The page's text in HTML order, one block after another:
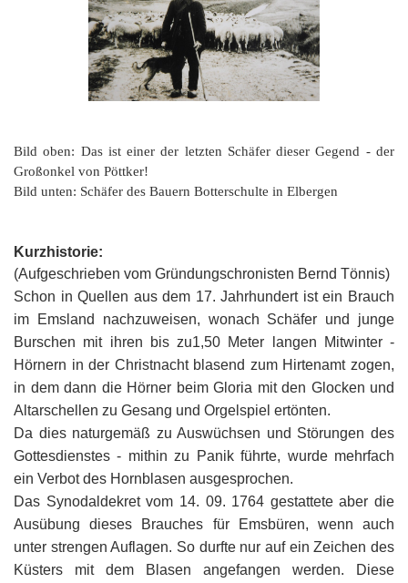
Bild oben: Das ist einer der letzten Schäfer dieser Gegend - der
Großonkel von Pöttker!
Bild unten: Schäfer des Bauern Botterschulte in Elbergen
Kurzhistorie:
(Aufgeschrieben vom Gründungschronisten Bernd Tönnis)
Schon in Quellen aus dem 17. Jahrhundert ist ein Brauch
im Emsland nachzuweisen, wonach Schäfer und junge
Burschen mit ihren bis zu1,50 Meter langen Mitwinter -
Hörnern in der Christnacht blasend zum Hirtenamt zogen,
in dem dann die Hörner beim Gloria mit den Glocken und
Altarschellen zu Gesang und Orgelspiel ertönten.
Da dies naturgemäß zu Auswüchsen und Störungen des
Gottesdienstes - mithin zu Panik führte, wurde mehrfach
ein Verbot des Hornblasen ausgesprochen.
Das Synodaldekret vom 14. 09. 1764 gestattete aber die
Ausübung dieses Brauches für Emsbüren, wenn auch
unter strengen Auflagen. So durfte nur auf ein Zeichen des
Küsters mit dem Blasen angefangen werden. Diese